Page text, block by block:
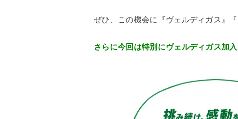
ぜひ、この機会に『ヴェルディガス』
さらに今回は特別にヴェルディガス加